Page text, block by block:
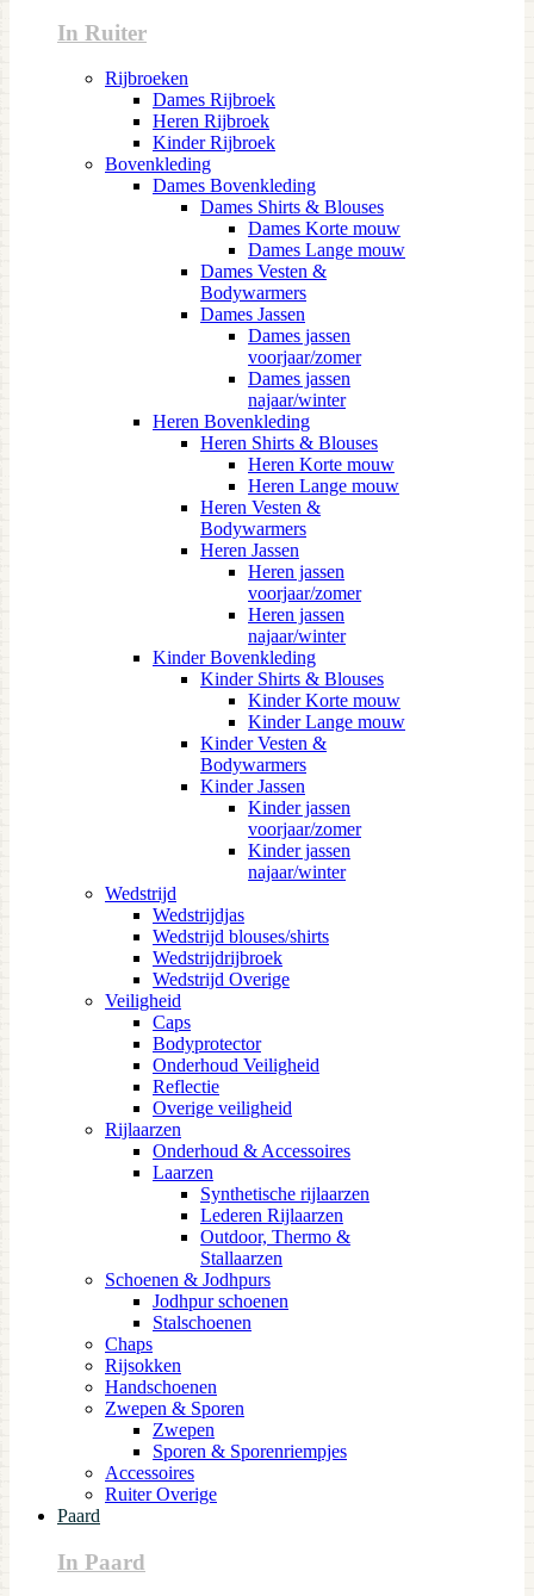
In Ruiter
Rijbroeken
Dames Rijbroek
Heren Rijbroek
Kinder Rijbroek
Bovenkleding
Dames Bovenkleding
Dames Shirts & Blouses
Dames Korte mouw
Dames Lange mouw
Dames Vesten &
Bodywarmers
Dames Jassen
Dames jassen
voorjaar/zomer
Dames jassen
najaar/winter
Heren Bovenkleding
Heren Shirts & Blouses
Heren Korte mouw
Heren Lange mouw
Heren Vesten &
Bodywarmers
Heren Jassen
Heren jassen
voorjaar/zomer
Heren jassen
najaar/winter
Kinder Bovenkleding
Kinder Shirts & Blouses
Kinder Korte mouw
Kinder Lange mouw
Kinder Vesten &
Bodywarmers
Kinder Jassen
Kinder jassen
voorjaar/zomer
Kinder jassen
najaar/winter
Wedstrijd
Wedstrijdjas
Wedstrijd blouses/shirts
Wedstrijdrijbroek
Wedstrijd Overige
Veiligheid
Caps
Bodyprotector
Onderhoud Veiligheid
Reflectie
Overige veiligheid
Rijlaarzen
Onderhoud & Accessoires
Laarzen
Synthetische rijlaarzen
Lederen Rijlaarzen
Outdoor, Thermo &
Stallaarzen
Schoenen & Jodhpurs
Jodhpur schoenen
Stalschoenen
Chaps
Rijsokken
Handschoenen
Zwepen & Sporen
Zwepen
Sporen & Sporenriempjes
Accessoires
Ruiter Overige
Paard
In Paard